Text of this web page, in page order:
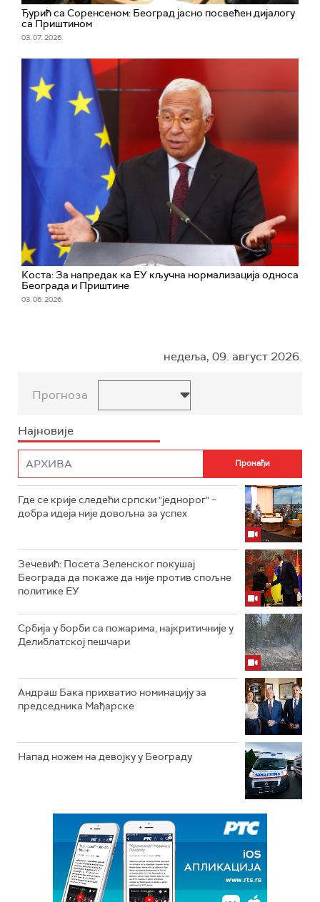
Ђурић са Соренсеном: Београд јасно посвећен дијалогу
са Приштином
03. 07. 2026.
Коста: За напредак ка ЕУ кључна нормализација односа
Београда и Приштине
03. 06. 2026.
недеља, 09. август 2026.
Прогноза
Најновије
Где се крије следећи српски "једнорог" –
добра идеја није довољна за успех
Зечевић: Посета Зеленског покушај
Београда да покаже да није против спољне
политике ЕУ
Србија у борби са пожарима, најкритичније у
Делиблатској пешчари
Андраш Бака прихватио номинацију за
председника Мађарске
Напад ножем на девојку у Београду